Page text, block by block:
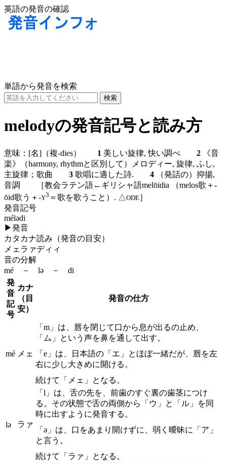
英語の発音の確認
単語から発音を検索
melodyの発音記号と読み方
意味： [名] （複-dies） 1 美しい旋律, 快い調べ 2 《音
楽》（harmony, rhythmと区別して）メロディー, 旋律, ふし,
主旋律；歌曲 3 歌唱に適した詩. 4 （発話の）抑揚,
音調 ［教会ラテン語←ギリシャ語melōidia （melos歌＋-
ōid歌う＋-Y3 ＝歌を歌うこと）. △ODE］
発音記号
mélədi
▶発音
カタカナ読み（発音の目安）
メェラァディィ
音の分解
mé － lə － di
発
音
記
号
カナ
（目
安）
発音の仕方
mé メェ
「m」は、唇を閉じて口から息が出るの止め、
「ム」という声を鼻を通して出す。
「e」は、日本語の「エ」とほぼ一緒だが、唇を左
右に少し大きめに開ける。
続けて「メェ」となる。
lə ラァ
「l」は、舌の先を、前歯のすぐ裏の歯茎につけ
る。その状態で舌の両側から「ウ」と「ル」を同
時に出すように発音する。
「ə」は、口をあまり開けずに、弱く曖昧に「ア」
と言う。
続けて「ラァ」となる。